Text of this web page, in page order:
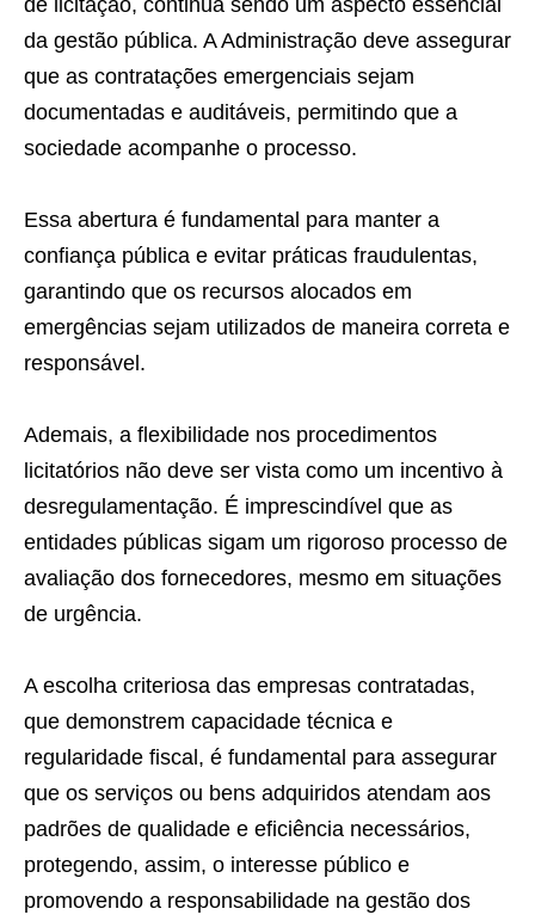
de licitação, continua sendo um aspecto essencial
da gestão pública. A Administração deve assegurar
que as contratações emergenciais sejam
documentadas e auditáveis, permitindo que a
sociedade acompanhe o processo.
Essa abertura é fundamental para manter a
confiança pública e evitar práticas fraudulentas,
garantindo que os recursos alocados em
emergências sejam utilizados de maneira correta e
responsável.
Ademais, a flexibilidade nos procedimentos
licitatórios não deve ser vista como um incentivo à
desregulamentação. É imprescindível que as
entidades públicas sigam um rigoroso processo de
avaliação dos fornecedores, mesmo em situações
de urgência.
A escolha criteriosa das empresas contratadas,
que demonstrem capacidade técnica e
regularidade fiscal, é fundamental para assegurar
que os serviços ou bens adquiridos atendam aos
padrões de qualidade e eficiência necessários,
protegendo, assim, o interesse público e
promovendo a responsabilidade na gestão dos